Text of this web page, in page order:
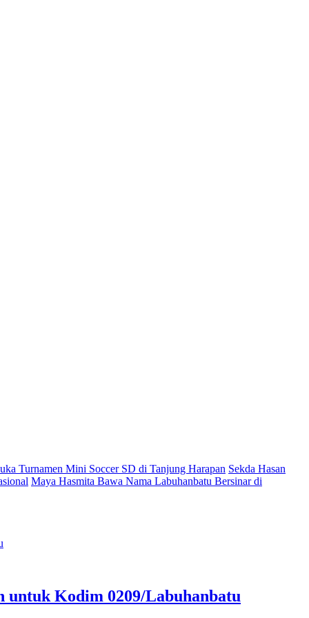
Turnamen Mini Soccer SD di Tanjung Harapan Sekda Hasan
Maya Hasmita Bawa Nama Labuhanbatu Bersinar di
Kodim 0209/Labuhanbatu